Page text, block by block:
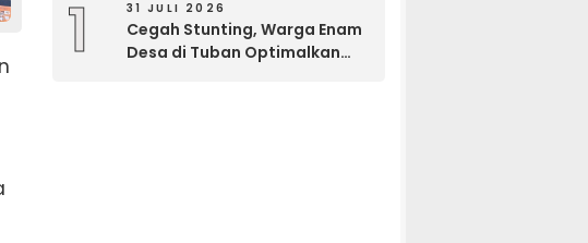
1 31 JULI 2026
Cegah Stunting, Warga Enam
Desa di Tuban Optimalkan